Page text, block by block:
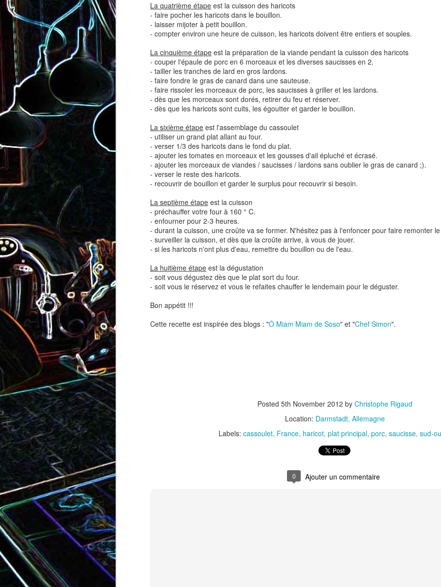
La quatrième étape est la cuisson des haricots
- faire pocher les haricots dans le bouillon.
- laisser mijoter à petit bouillon.
- compter environ une heure de cuisson, les haricots doivent être entiers et souples.
La cinquième étape est la préparation de la viande pendant la cuisson des haricots
- couper l'épaule de porc en 6 morceaux et les diverses saucisses en 2.
- tailler les tranches de lard en gros lardons.
- faire fondre le gras de canard dans une sauteuse.
- faire rissoler les morceaux de porc, les saucisses à griller et les lardons.
- dès que les morceaux sont dorés, retirer du feu et réserver.
- dès que les haricots sont cuits, les égoutter et garder le bouillon.
La sixième étape est l'assemblage du cassoulet
- utiliser un grand plat allant au four.
- verser 1/3 des haricots dans le fond du plat.
- ajouter les tomates en morceaux et les gousses d'ail épluché et écrasé.
- ajouter les morceaux de viandes / saucisses / lardons sans oublier le gras de canard ;).
- verser le reste des haricots.
- recouvrir de bouillon et garder le surplus pour recouvrir si besoin.
La septième étape est la cuisson
- préchauffer votre four à 160 ° C.
- enfourner pour 2-3 heures.
- durant la cuisson, une croûte va se former. N'hésitez pas à l'enfoncer pour faire remonter
- surveiller la cuisson, et dès que la croûte arrive, à vous de jouer.
- si les haricots n'ont plus d'eau, remettre du bouillon ou de l'eau.
La huitième étape est la dégustation
- soit vous dégustez dès que le plat sort du four.
- soit vous le réservez et vous le refaites chauffer le lendemain pour le déguster.
Bon appétit !!!
Cette recette est inspirée des blogs : "Ô Miam Miam de Soso" et "Chef Simon".
Posted 5th November 2012 by Christophe Rigaud
Location: Darmstadt, Allemagne
Labels: cassoulet France haricot plat principal porc saucisse sud-
0
Salade de lentilles au céleri
branche et à la carotte
Salade de radis, à l’orange et Bolognaise de lentilles et de
légumes
Gnocchi sauté au
Pizza au camembert, au sirop
d'érable et aux noix
Toast au chèvre, au miel et
aux amandes Moelleux au chocolat au lait
Nouilles chinoises au
Salade de vermicelles de riz,
aux crevettes et au
pamplemousse Minis brownies aux Oreo®
Curry de brocoli et de carottes Bundt cake au chocolat Camembert fondant au sirop
Croque-monsieur à la viande
des grisons, au Comté et aux
noix